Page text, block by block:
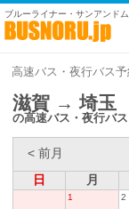
ブルーライナー・サンアンド
高速バス・夜行バス予
滋賀 → 埼玉
の高速バス・夜行バス
< 前月
日
月
1 2